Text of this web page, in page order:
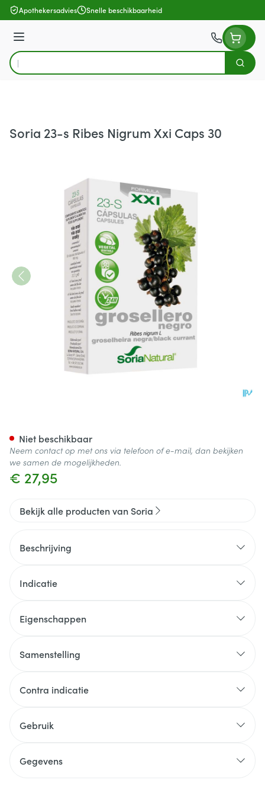
Ga naar de inhoud
Apothekersadvies Snelle beschikbaarheid
Menu
Product, merk, categorie...
Zoek
Soria 23-s Ribes Nigrum Xxi Caps 30
€ 27,95
Niet beschikbaar
Neem contact op met ons via telefoon of e-mail, dan bekijken
we samen de mogelijkheden.
Bekijk alle producten van Soria
Beschrijving
Indicatie
Eigenschappen
Samenstelling
Contra indicatie
Gebruik
Gegevens